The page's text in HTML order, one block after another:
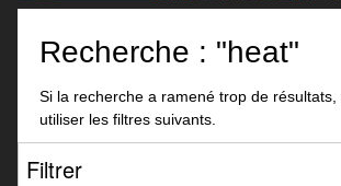
Recherche : "heat"
Si la recherche a ramené trop de résultats,
utiliser les filtres suivants.
Filtrer